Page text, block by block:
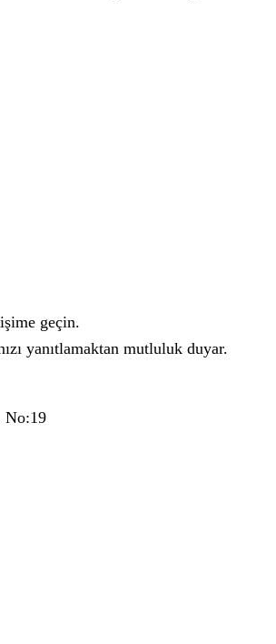
geçin.
yanıtlamaktan mutluluk duyar.
No:19